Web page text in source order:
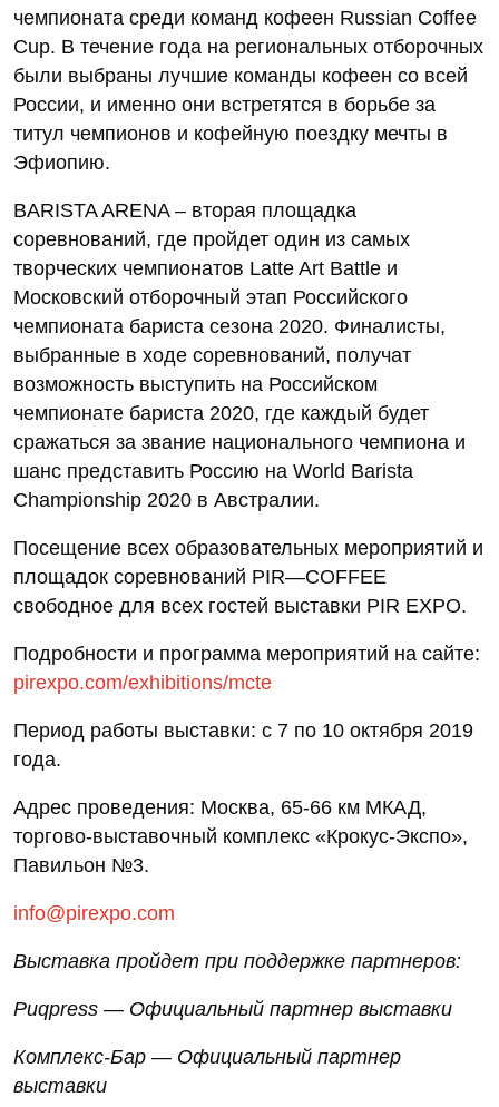
чемпионата среди команд кофеен Russian Coffee
Cup. В течение года на региональных отборочных
были выбраны лучшие команды кофеен со всей
России, и именно они встретятся в борьбе за
титул чемпионов и кофейную поездку мечты в
Эфиопию.
BARISTA ARENA – вторая площадка
соревнований, где пройдет один из самых
творческих чемпионатов Latte Art Battle и
Московский отборочный этап Российского
чемпионата бариста сезона 2020. Финалисты,
выбранные в ходе соревнований, получат
возможность выступить на Российском
чемпионате бариста 2020, где каждый будет
сражаться за звание национального чемпиона и
шанс представить Россию на World Barista
Championship 2020 в Австралии.
Посещение всех образовательных мероприятий и
площадок соревнований PIR—COFFEE
свободное для всех гостей выставки PIR EXPO.
Подробности и программа мероприятий на сайте:
pirexpo.com/exhibitions/mcte
Период работы выставки: с 7 по 10 октября 2019
года.
Адрес проведения: Москва, 65-66 км МКАД,
торгово-выставочный комплекс «Крокус-Экспо»,
Павильон №3.
info@pirexpo.com
Выставка пройдет при поддержке партнеров:
Puqpress — Официальный партнер выставки
Комплекс-Бар — Официальный партнер
выставки